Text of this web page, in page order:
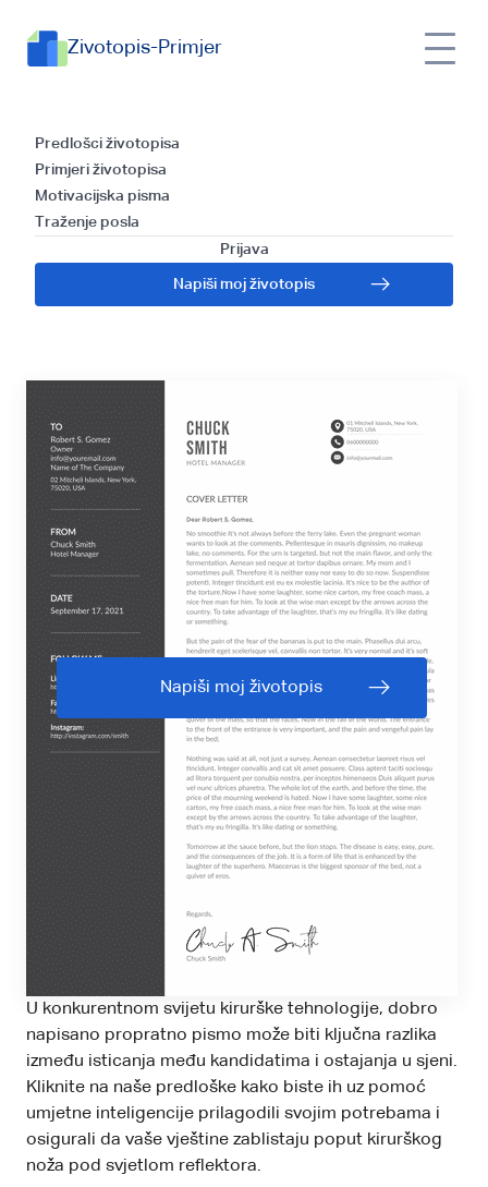
Zivotopis-Primjer
Predlošci životopisa
Primjeri životopisa
Motivacijska pisma
Traženje posla
Prijava
Napiši moj životopis
Predložak za Pisanje
Propratnog Pisma i
Vodič za Kirurškog
Tehnologa
Napiši moj životopis
U konkurentnom svijetu kirurške tehnologije, dobro
napisano propratno pismo može biti ključna razlika
između isticanja među kandidatima i ostajanja u sjeni.
Kliknite na naše predloške kako biste ih uz pomoć
umjetne inteligencije prilagodili svojim potrebama i
osigurali da vaše vještine zablistaju poput kirurškog
noža pod svjetlom reflektora.